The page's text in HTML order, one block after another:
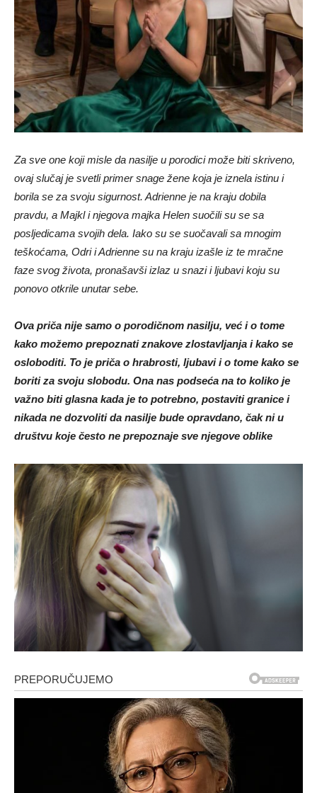
Za sve one koji misle da nasilje u porodici može biti skriveno,
ovaj slučaj je svetli primer snage žene koja je iznela istinu i
borila se za svoju sigurnost. Adrienne je na kraju dobila
pravdu, a Majkl i njegova majka Helen suočili su se sa
posljedicama svojih dela. Iako su se suočavali sa mnogim
teškoćama, Odri i Adrienne su na kraju izašle iz te mračne
faze svog života, pronašavši izlaz u snazi i ljubavi koju su
ponovo otkrile unutar sebe.
Ova priča nije samo o porodičnom nasilju, već i o tome
kako možemo prepoznati znakove zlostavljanja i kako se
osloboditi. To je priča o hrabrosti, ljubavi i o tome kako se
boriti za svoju slobodu. Ona nas podseća na to koliko je
važno biti glasna kada je to potrebno, postaviti granice i
nikada ne dozvoliti da nasilje bude opravdano, čak ni u
društvu koje često ne prepoznaje sve njegove oblike